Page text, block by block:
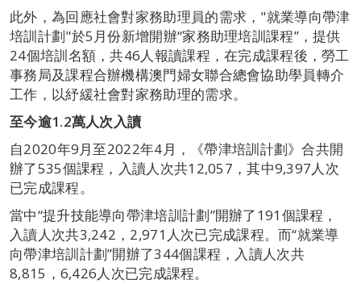
此外，為回應社會對家務助理員的需求，"就業導向帶津
培訓計劃"於5月份新增開辦“家務助理培訓課程”，提供
24個培訓名額，共46人報讀課程，在完成課程後，勞工
事務局及課程合辦機構澳門婦女聯合總會協助學員轉介
工作，以紓緩社會對家務助理的需求。
至今逾1.2萬人次入讀
自2020年9月至2022年4月，《帶津培訓計劃》合共開
辦了535個課程，入讀人次共12,057，其中9,397人次
已完成課程。
當中“提升技能導向帶津培訓計劃”開辦了191個課程，
入讀人次共3,242，2,971人次已完成課程。而“就業導
向帶津培訓計劃”開辦了344個課程，入讀人次共
8,815，6,426人次已完成課程。